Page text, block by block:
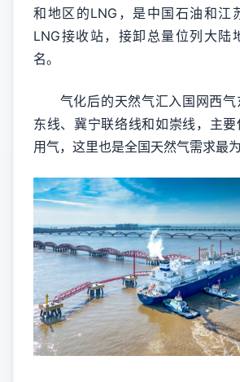
和地区的LNG，是中国石油和江
LNG接收站，接卸总量位列大陆
名。
气化后的天然气汇入国网西气
东线、冀宁联络线和如崇线，主
用气，这里也是全国天然气需求最